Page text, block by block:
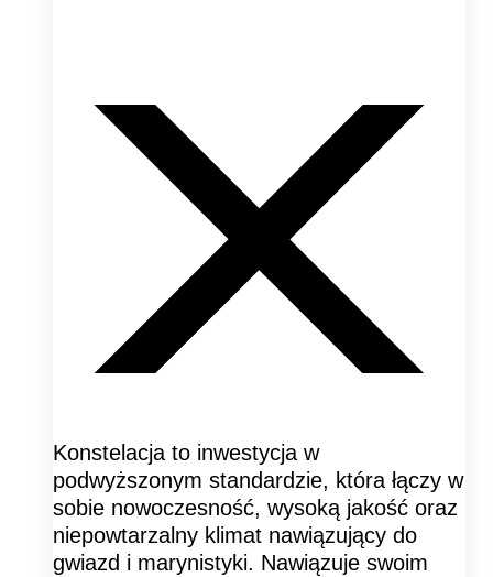
Konstelacja to inwestycja w
podwyższonym standardzie, która łączy w
sobie nowoczesność, wysoką jakość oraz
niepowtarzalny klimat nawiązujący do
gwiazd i marynistyki. Nawiązuje swoim